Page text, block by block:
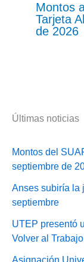
Montos
Tarjeta
de 2026
Últimas noticias
Montos del
septiembre de
Anses subiría la
septiembre
UTEP presentó
Volver al Trabajo